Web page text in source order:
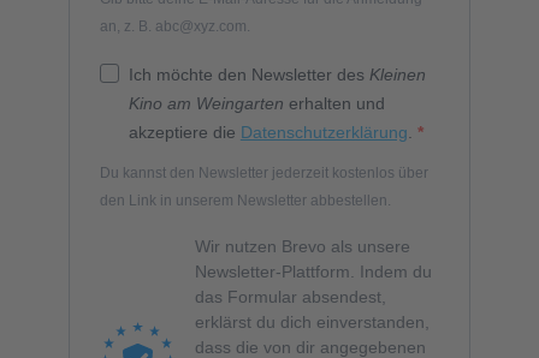
an, z. B. abc@xyz.com.
Ich möchte den Newsletter des Kleinen
Kino am Weingarten erhalten und
akzeptiere die Datenschutzerklärung
Du kannst den Newsletter jederzeit kostenlos über
den Link in unserem Newsletter abbestellen.
Wir nutzen Brevo als unsere
Newsletter-Plattform. Indem du
das Formular absendest,
erklärst du dich einverstanden,
dass die von dir angegebenen